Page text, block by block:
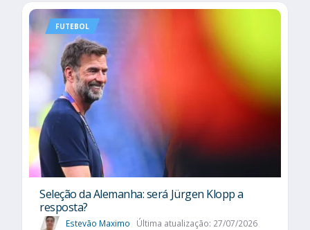
FUTEBOL
Seleção da Alemanha: será Jürgen Klopp a
resposta?
Estevão Maximo Última atualização: 27/07/2026